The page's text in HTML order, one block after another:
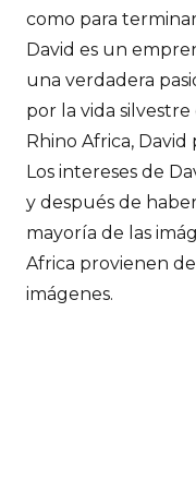
como para
David es un
una verdadera
por la vida
Rhino Africa, David
Los intereses de
y después de
mayoría de las
Africa provienen
imágenes.